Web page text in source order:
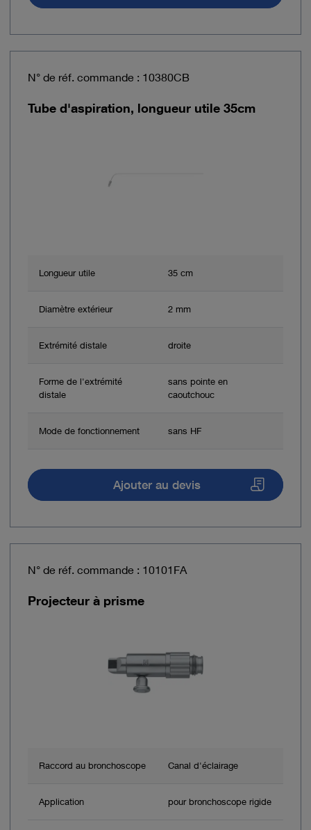
N° de réf. commande : 10380CB
Tube d'aspiration, longueur utile 35cm
Longueur utile 35 cm
Diamètre extérieur 2 mm
Extrémité distale droite
Forme de l'extrémité
distale
sans pointe en
caoutchouc
Mode de fonctionnement sans HF
Ajouter au devis
N° de réf. commande : 10101FA
Projecteur à prisme
Raccord au bronchoscope Canal d'éclairage
Application pour bronchoscope rigide